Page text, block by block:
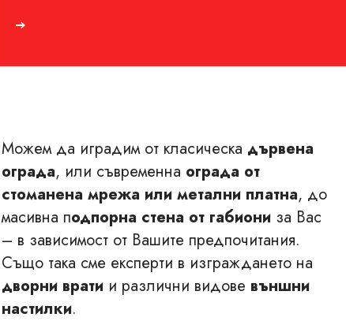
Можем да иградим от класическа дървена
ограда, или съвременна ограда от
стоманена мрежа или метални платна, до
масивна подпорна стена от габиониза Вас
– в зависимост от Вашите предпочитания.
Също така сме експерти в изграждането на
дворни вратии различни видове външни
настилки.